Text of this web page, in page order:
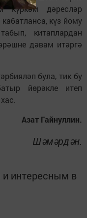
күркәм дәресләр
күз йому
китаплардан
дәвам итәргә
була, тик бу
йөрәкле итеп
Азат Гайнуллин.
Шәмәрдән.
интересным в